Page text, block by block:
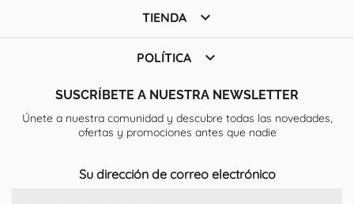
TIENDA 
POLÍTICA 
SUSCRÍBETE A NUESTRA NEWSLETTER
Únete a nuestra comunidad y descubre todas las novedades,
ofertas y promociones antes que nadie
Su dirección de correo electrónico